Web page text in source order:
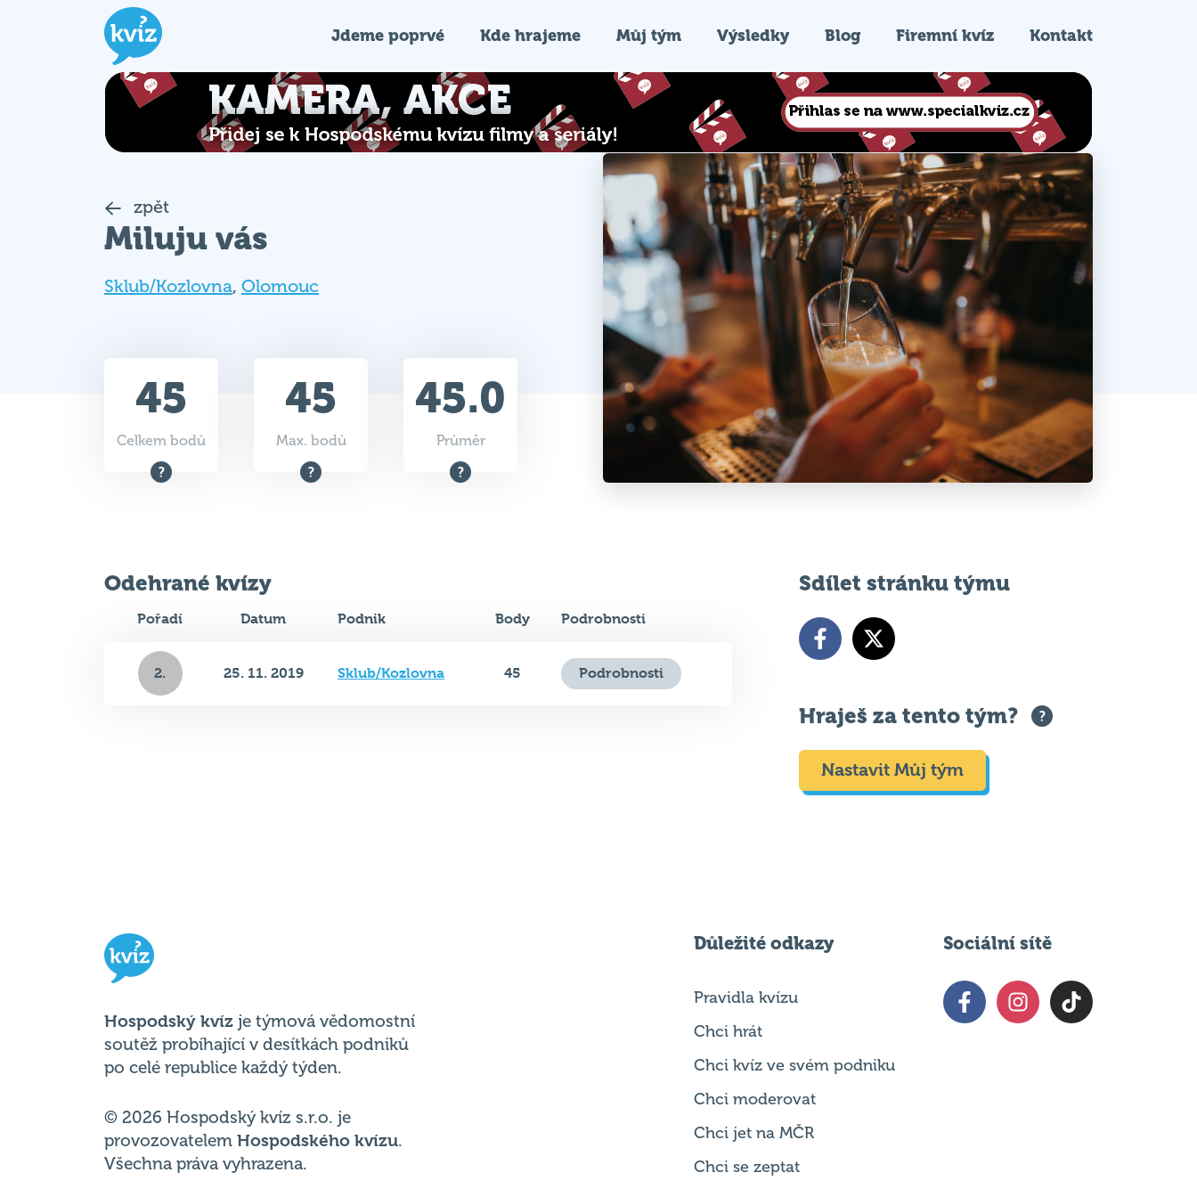
Jdeme poprvé Kde hrajeme Můj tým Výsledky Blog Firemní kvíz Kontakt
zpět
Miluju vás
Sklub/Kozlovna, Olomouc
45
Celkem bodů
45
Max. bodů
45.0
Průměr
Odehrané kvízy
Pořadí Datum Podnik Body Podrobnosti
2. 25. 11. 2019 Sklub/Kozlovna 45 Podrobnosti
Sdílet stránku týmu
Hraješ za tento tým?
Nastavit Můj tým
Hospodský kvíz je týmová vědomostní
soutěž probíhající v desítkách podniků
po celé republice každý týden.
© 2026 Hospodský kvíz s.r.o. je
provozovatelem Hospodského kvízu.
Všechna práva vyhrazena.
Důležité odkazy
Pravidla kvízu
Chci hrát
Chci kvíz ve svém podniku
Chci moderovat
Chci jet na MČR
Chci se zeptat
Sociální sítě